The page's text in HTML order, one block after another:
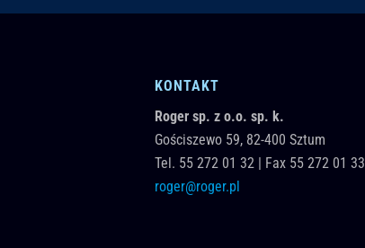
KONTAKT
Roger sp. z o.o. sp. k.
Gościszewo 59, 82-400 Sztum
Tel. 55 272 01 32| Fax 55 272 01 33
roger@roger.pl